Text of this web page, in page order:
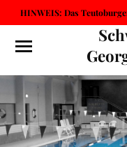
HINWEIS: Das